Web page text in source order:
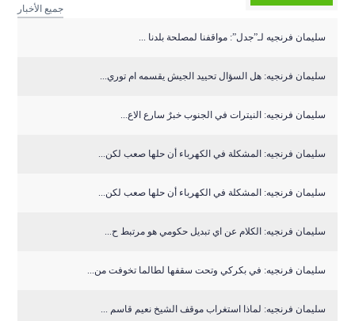
جميع الأخبار
سليمان فرنجيه لـ”جدل”: مواقفنا لمصلحة بلدنا ...
سليمان فرنجيه: هل السؤال تحييد الجيش يقسمه ام توري...
سليمان فرنجيه: النيترات في الجنوب خبرٌ سارع الاع...
سليمان فرنجيه: المشكلة في الكهرباء أن حلها صعب لكن...
سليمان فرنجيه: المشكلة في الكهرباء أن حلها صعب لكن...
سليمان فرنجيه: الكلام عن اي تبديل حكومي هو مرتبط ح...
سليمان فرنجيه: في بكركي وتحت سقفها لطالما تخوفت من...
سليمان فرنجيه: لماذا استغراب موقف الشيخ نعيم قاسم ...